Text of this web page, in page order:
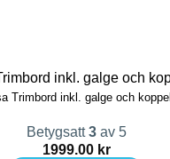
Trimbord inkl. galge och koppel
Betygsatt3av 5
1999.00 kr